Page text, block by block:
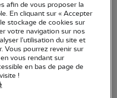
2024, suite à
le Conseil d’Etat a
du 4 octobre 2022
des champs au
de
afin de vous proposer la
En cliquant sur « Accepter
stockage de cookies sur
votre navigation sur nos
l’utilisation du site et
Vous pourrez revenir sur
vous rendant sur
en bas de page de
!